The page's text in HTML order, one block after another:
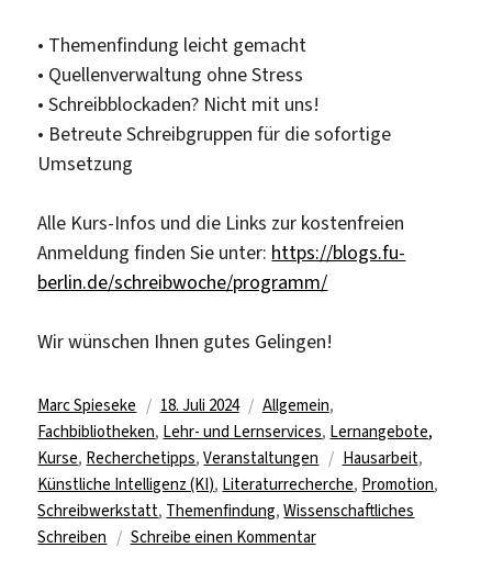
• Themenfindung leicht gemacht
• Quellenverwaltung ohne Stress
• Schreibblockaden? Nicht mit uns!
• Betreute Schreibgruppen für die sofortige
Umsetzung
Alle Kurs-Infos und die Links zur kostenfreien
Anmeldung finden Sie unter: https://blogs.fu-
berlin.de/schreibwoche/programm/
Wir wünschen Ihnen gutes Gelingen!
Autor
Marc Spieseke
Veröffentlicht
am
18. Juli 2024 Kategorien
Allgemein,
Fachbibliotheken, Lehr- und Lernservices, Lernangebote,
Kurse, Recherchetipps,Veranstaltungen Schlagwörter
Hausarbeit,
Künstliche Intelligenz (KI), Literaturrecherche, Promotion,
Schreibwerkstatt, Themenfindung,Wissenschaftliches
Schreiben
Schreibe einen Kommentarzu